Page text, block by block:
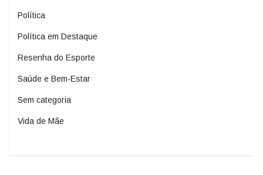
Política
Política em Destaque
Resenha do Esporte
Saúde e Bem-Estar
Sem categoria
Vida de Mãe